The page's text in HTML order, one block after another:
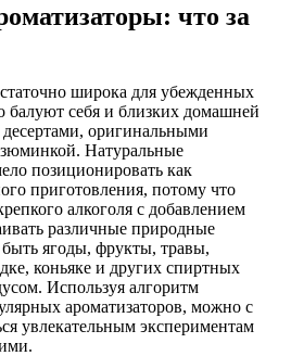
что за
широка для убежденных
балуют себя и близких домашней
оригинальными
Натуральные
позиционировать как
приготовления, потому что
алкоголя с добавлением
различные природные
ягоды, фрукты, травы,
коньяке и других спиртных
Используя алгоритм
ароматизаторов, можно с
увлекательным экспериментам